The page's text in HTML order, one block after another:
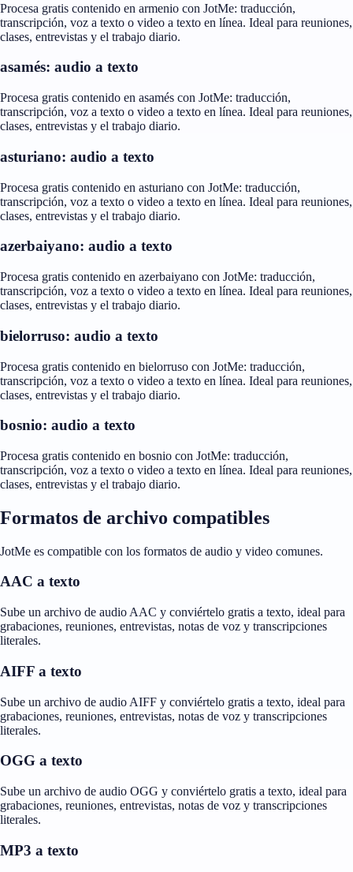
Procesa gratis contenido en armenio con JotMe: traducción,
transcripción, voz a texto o video a texto en línea. Ideal para reuniones,
clases, entrevistas y el trabajo diario.
asamés: audio a texto
Procesa gratis contenido en asamés con JotMe: traducción,
transcripción, voz a texto o video a texto en línea. Ideal para reuniones,
clases, entrevistas y el trabajo diario.
asturiano: audio a texto
Procesa gratis contenido en asturiano con JotMe: traducción,
transcripción, voz a texto o video a texto en línea. Ideal para reuniones,
clases, entrevistas y el trabajo diario.
azerbaiyano: audio a texto
Procesa gratis contenido en azerbaiyano con JotMe: traducción,
transcripción, voz a texto o video a texto en línea. Ideal para reuniones,
clases, entrevistas y el trabajo diario.
bielorruso: audio a texto
Procesa gratis contenido en bielorruso con JotMe: traducción,
transcripción, voz a texto o video a texto en línea. Ideal para reuniones,
clases, entrevistas y el trabajo diario.
bosnio: audio a texto
Procesa gratis contenido en bosnio con JotMe: traducción,
transcripción, voz a texto o video a texto en línea. Ideal para reuniones,
clases, entrevistas y el trabajo diario.
Formatos de archivo compatibles
JotMe es compatible con los formatos de audio y video comunes.
AAC a texto
Sube un archivo de audio AAC y conviértelo gratis a texto, ideal para
grabaciones, reuniones, entrevistas, notas de voz y transcripciones
literales.
AIFF a texto
Sube un archivo de audio AIFF y conviértelo gratis a texto, ideal para
grabaciones, reuniones, entrevistas, notas de voz y transcripciones
literales.
OGG a texto
Sube un archivo de audio OGG y conviértelo gratis a texto, ideal para
grabaciones, reuniones, entrevistas, notas de voz y transcripciones
literales.
MP3 a texto